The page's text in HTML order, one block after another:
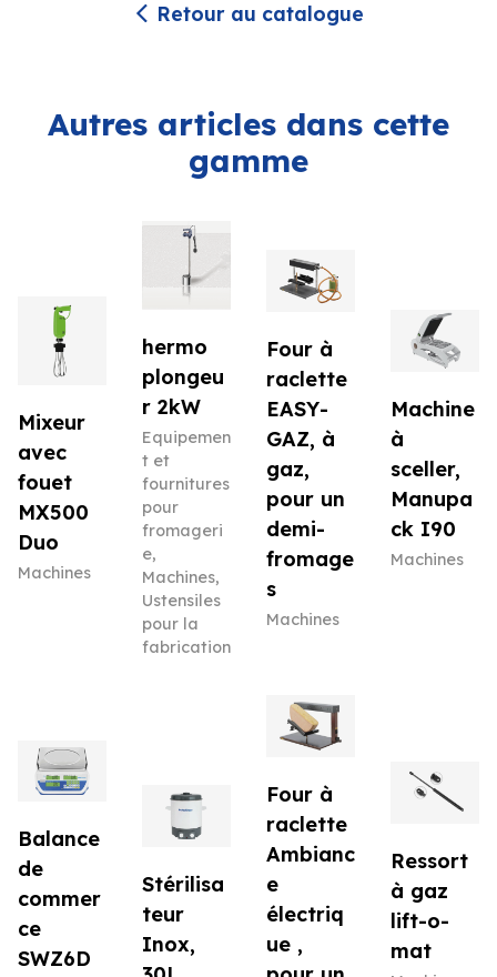
Retour au catalogue
Autres articles dans cette
gamme
Mixeur
avec
fouet
MX500
Duo
Machines
hermo
plongeu
r 2kW
Equipemen
t et
fournitures
pour
fromageri
e,
Machines,
Ustensiles
pour la
fabrication
Four à
raclette
EASY-
GAZ, à
gaz,
pour un
demi-
fromage
s
Machines
Machine
à
sceller,
Manupa
ck I90
Machines
Balance
de
commer
ce
SWZ6D
Stérilisa
teur
Inox,
Four à
raclette
Ambianc
e
électriq
ue ,
Ressort
à gaz
lift-o-
mat